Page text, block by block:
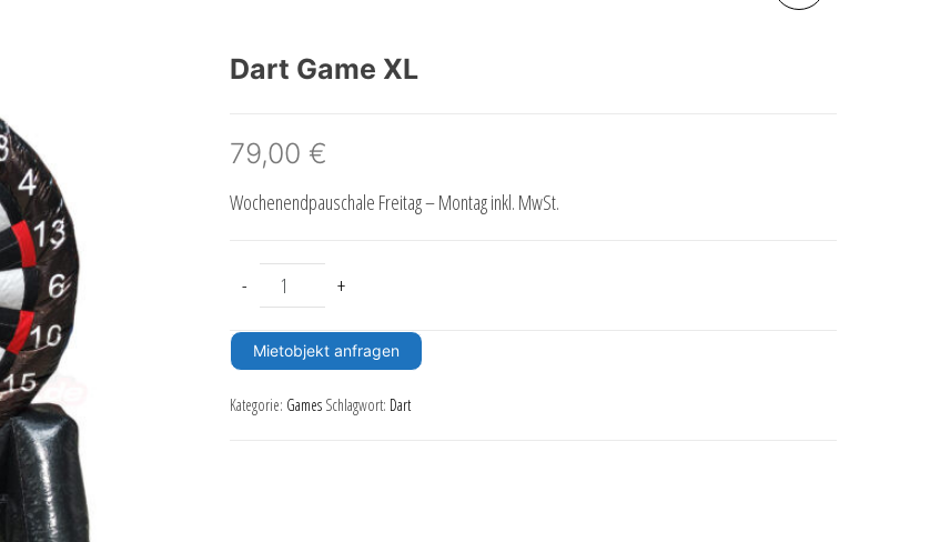
Dart Game XL
79,00 €
Wochenendpauschale Freitag – Montag inkl. MwSt.
- Dart Game XL Menge
+
Mietobjekt anfragen
Kategorie: Games Schlagwort: Dart